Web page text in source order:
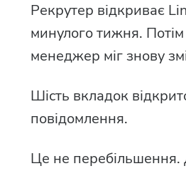
Рекрутер відкриває
минулого тижня. Потім
менеджер міг знову
Шість вкладок
повідомлення.
Це не перебільшення.